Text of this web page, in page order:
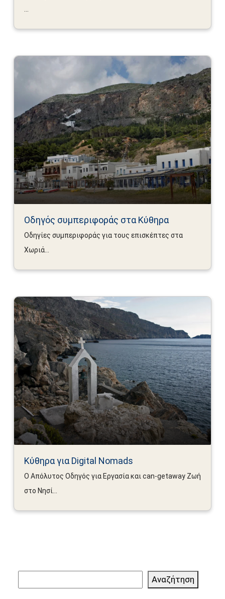
Οδηγός συμπεριφοράς στα Κύθηρα
Οδηγίες συμπεριφοράς για τους επισκέπτες στα
Χωριά...
Κύθηρα για Digital Nomads
Ο Απόλυτος Οδηγός για Εργασία και can-getaway Ζωή
στο Νησί...
Αναζήτηση